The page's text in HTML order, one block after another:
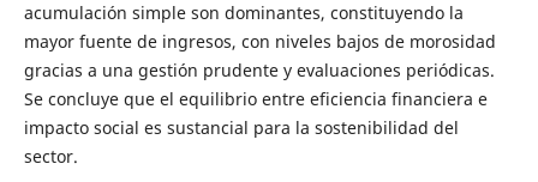
acumulación simple son dominantes, constituyendo la
mayor fuente de ingresos, con niveles bajos de morosidad
gracias a una gestión prudente y evaluaciones periódicas.
Se concluye que el equilibrio entre eficiencia financiera e
impacto social es sustancial para la sostenibilidad del
sector.